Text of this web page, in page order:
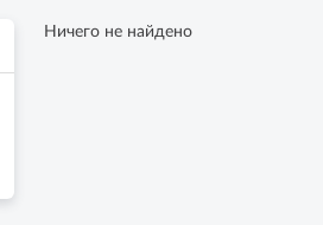
Ничего не найдено